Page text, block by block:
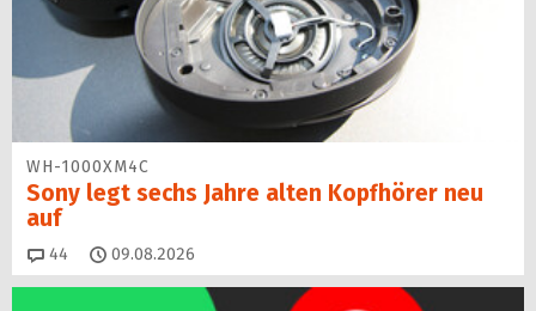
WH-1000XM4C
Sony legt sechs Jahre alten Kopfhörer neu
auf
44 Kommentare
09.08.2026